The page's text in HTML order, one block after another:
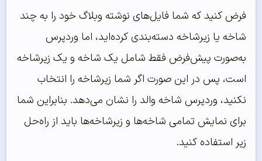
فرض کنید که شما فایل‌های نوشته وبلاگ خود را به چند
شاخه یا زیرشاخه دسته‌بندی کرده‌اید، اما وردپرس
به‌صورت پیش‌فرض فقط شامل یک شاخه و یک زیرشاخه
است، پس در این صورت اگر شما زیرشاخه را انتخاب
نکنید، وردپرس شاخه والد را نشان می‌دهد. بنابراین شما
برای نمایش تمامی شاخه‌ها و زیرشاخه‌ها باید از راه‌حل
زیر استفاده کنید.